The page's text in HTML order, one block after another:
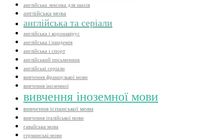
англійська лексика для шахів
англійська мова
англійська та серіали
англійська і коронавірус
англійська і пандемія
англійська і спорт
англійський письменник
англійські серіали
вивчення французької мови
вивчення іноземної
вивчення іноземної мови
вивчення іспанської мови
вивчення італійської мови
гавайська мова
германські мови